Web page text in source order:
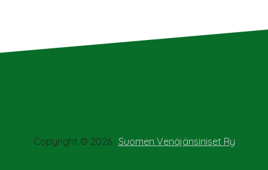
Copyright © 2026 · Suomen Venäjänsiniset Ry